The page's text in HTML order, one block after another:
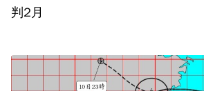
判2月